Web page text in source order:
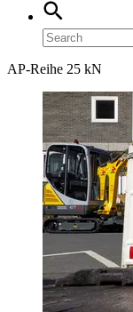
AP-Reihe 25 kN